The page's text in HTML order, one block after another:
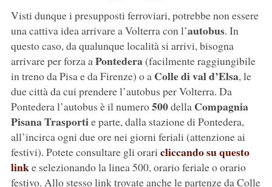
Visti dunque i presupposti ferroviari, potrebbe non essere
una cattiva idea arrivare a Volterra con l’autobus. In
questo caso, da qualunque località si arrivi, bisogna
arrivare per forza aPontedera(facilmente raggiungibile
in treno da Pisa e da Firenze) o a Colle di val d’Elsa, le
due città da cui prendere l’autobus per Volterra. Da
Pontedera l’autobus è il numero500della Compagnia
Pisana Trasportie parte, dalla stazione di Pontedera,
all’incirca ogni due ore nei giorni feriali (attenzione ai
festivi). Potete consultare gli orari cliccando su questo
linke selezionando la linea 500, orario feriale o orario
festivo. Allo stesso link trovate anche le partenze da Colle